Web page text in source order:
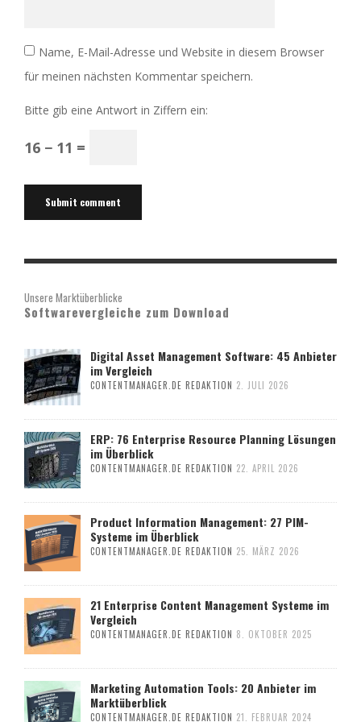
Name, E-Mail-Adresse und Website in diesem Browser
für meinen nächsten Kommentar speichern.
Bitte gib eine Antwort in Ziffern ein:
16 − 11 =
Unsere Marktüberblicke
Softwarevergleiche zum Download
Digital Asset Management Software: 45 Anbieter
im Vergleich
CONTENTMANAGER.DE REDAKTION 2. JULI 2026
ERP: 76 Enterprise Resource Planning Lösungen
im Überblick
CONTENTMANAGER.DE REDAKTION 22. APRIL 2026
Product Information Management: 27 PIM-
Systeme im Überblick
CONTENTMANAGER.DE REDAKTION 25. MÄRZ 2026
21 Enterprise Content Management Systeme im
Vergleich
CONTENTMANAGER.DE REDAKTION 8. OKTOBER 2025
Marketing Automation Tools: 20 Anbieter im
Marktüberblick
CONTENTMANAGER.DE REDAKTION 21. FEBRUAR 2024